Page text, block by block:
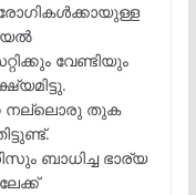
വേണ്ടിയും
നല്ലൊരു തുക
ബാധിച്ച ഭാര്യ